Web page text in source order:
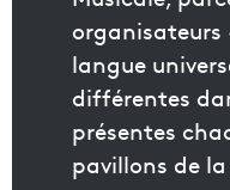
organisateurs
langue
différentes
présentes
pavillons de la